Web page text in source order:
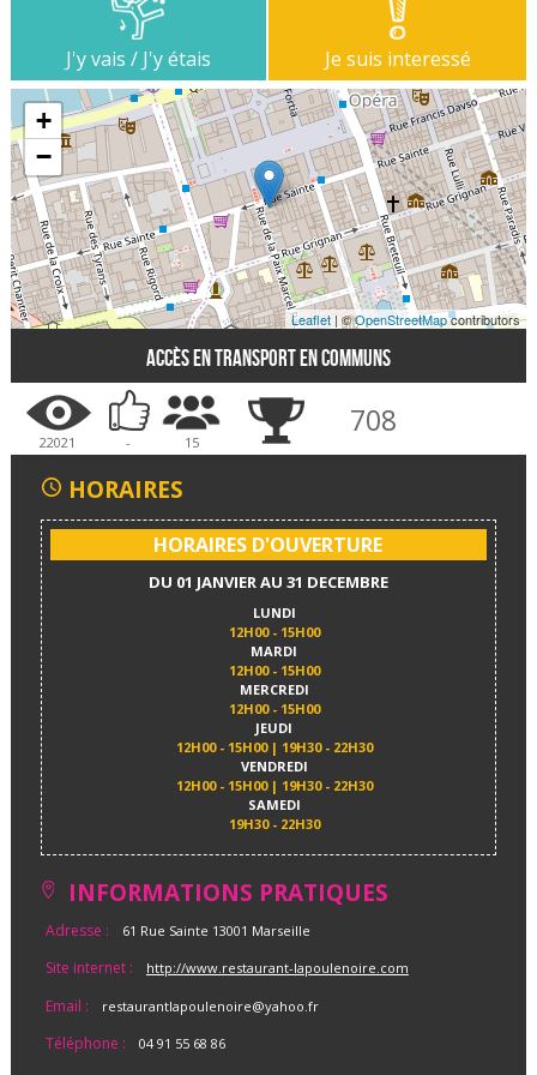
J'y vais / J'y étais Je suis interessé
+
−
Leaflet | ©OpenStreetMapcontributors
Accès en transport en communs
22021 - 15
708
HORAIRES
HORAIRES D'OUVERTURE
DU 01 JANVIER AU 31 DECEMBRE
LUNDI
12H00 - 15H00
MARDI
12H00 - 15H00
MERCREDI
12H00 - 15H00
JEUDI
12H00 - 15H00 | 19H30 - 22H30
VENDREDI
12H00 - 15H00 | 19H30 - 22H30
SAMEDI
19H30 - 22H30
INFORMATIONS PRATIQUES
Adresse : 61 Rue Sainte 13001 Marseille
Site internet : http://www.restaurant-lapoulenoire.com
Email : restaurantlapoulenoire@yahoo.fr
Téléphone : 04 91 55 68 86